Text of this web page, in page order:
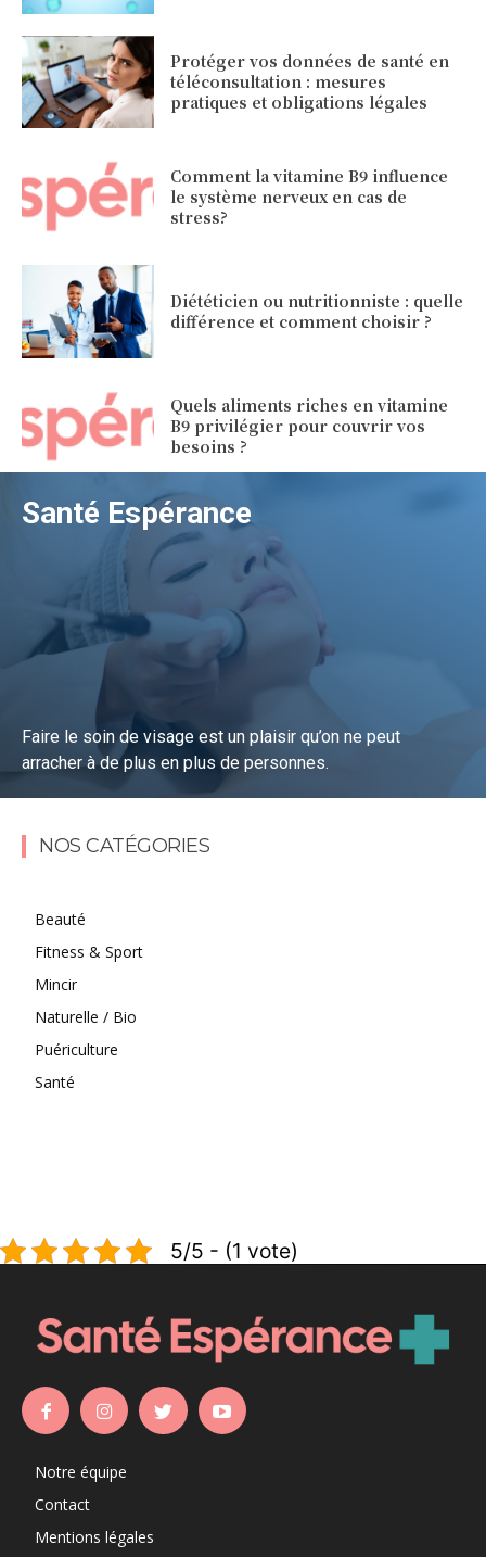
Protéger vos données de santé en
téléconsultation : mesures
pratiques et obligations légales
Comment la vitamine B9 influence
le système nerveux en cas de
stress?
Diététicien ou nutritionniste : quelle
différence et comment choisir ?
Quels aliments riches en vitamine
B9 privilégier pour couvrir vos
besoins ?
Santé Espérance
Faire le soin de visage est un plaisir qu’on ne peut
arracher à de plus en plus de personnes.
Lire la suite
NOS CATÉGORIES
Beauté
Fitness & Sport
Mincir
Naturelle / Bio
Puériculture
Santé
5/5 - (1 vote)
Notre équipe
Contact
Mentions légales